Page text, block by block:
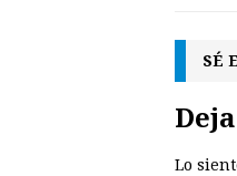
SÉ
Lo